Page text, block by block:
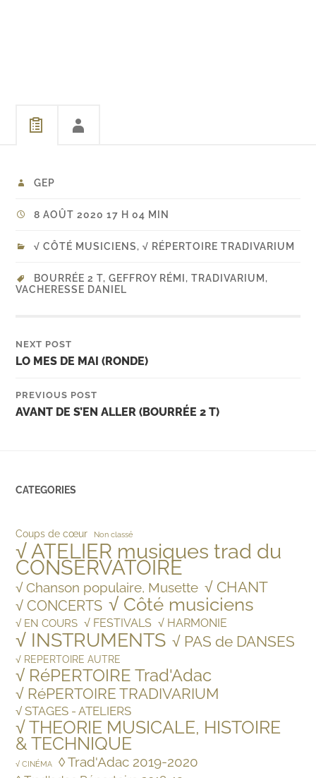
GEP
8 AOÛT 2020 17 H 04 MIN
√ CÔTÉ MUSICIENS,√ RÉPERTOIRE TRADIVARIUM
BOURRÉE 2 T,GEFFROY RÉMI ,TRADIVARIUM ,
VACHERESSE DANIEL
NEXT POST
LO MES DE MAI (RONDE)
PREVIOUS POST
AVANT DE S’EN ALLER (BOURRÉE 2 T)
CATEGORIES
Coups de cœur Non classé
√ ATELIER musiques trad du
CONSERVATOIRE
√ Chanson populaire, Musette √ CHANT
√ CONCERTS √ Côté musiciens
√ EN COURS √ FESTIVALS √ HARMONIE
√ INSTRUMENTS √ PAS de DANSES
√ REPERTOIRE AUTRE
√ RéPERTOIRE Trad'Adac
√ RéPERTOIRE TRADIVARIUM
√ STAGES - ATELIERS
√ THEORIE MUSICALE, HISTOIRE
& TECHNIQUE
√ CINÉMA ◊ Trad'Adac 2019-2020